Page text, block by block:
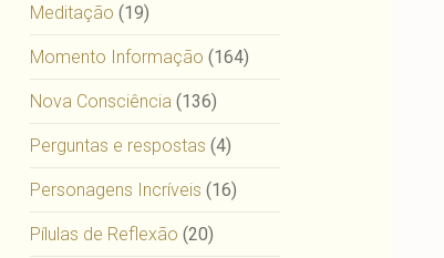
Meditação (19)
Momento Informação (164)
Nova Consciência (136)
Perguntas e respostas (4)
Personagens Incríveis (16)
Pílulas de Reflexão (20)